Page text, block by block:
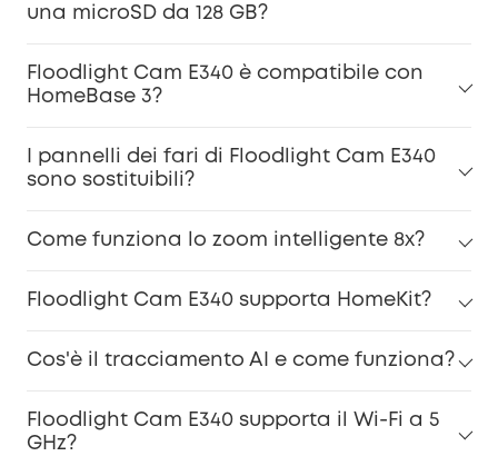
una microSD da 128 GB?
Floodlight Cam E340 è compatibile con
HomeBase 3?
I pannelli dei fari di Floodlight Cam E340
sono sostituibili?
Come funziona lo zoom intelligente 8x?
Floodlight Cam E340 supporta HomeKit?
Cos'è il tracciamento AI e come funziona?
Floodlight Cam E340 supporta il Wi-Fi a 5
GHz?